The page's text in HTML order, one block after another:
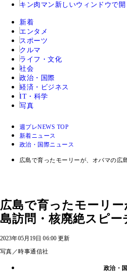
キン肉マン 新しいウィンドウで開
新着
エンタメ
スポーツ
クルマ
ライフ・文化
社会
政治・国際
経済・ビジネス
IT・科学
写真
週プレNEWS TOP
新着ニュース
政治・国際ニュース
広島で育ったモーリーが、オバマの広
広島で育ったモーリ
島訪問・核廃絶スピー
2023年05月19日 06:00 更新
写真／時事通信社
政治・